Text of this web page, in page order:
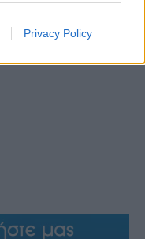
Privacy Policy